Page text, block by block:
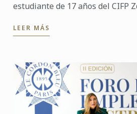
estudiante de 17 años del CIFP
del Premio ...
LEER MÁS